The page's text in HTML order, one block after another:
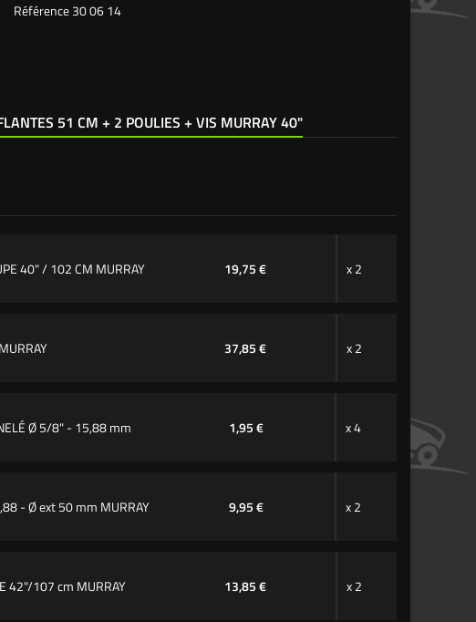
Référence30 06 14
51 CM + 2 POULIES + VIS MURRAY 40"
40" / 102 CM MURRAY 19,75 € x 2
37,85 € x 2
Ø 5/8" - 15,88 mm 1,95 € x 4
- Ø ext 50 mm MURRAY 9,95 € x 2
42"/107 cm MURRAY 13,85 € x 2